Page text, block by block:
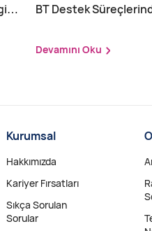
BT Destek
Devamını Oku
Kurumsal
Hakkımızda
Kariyer Fırsatları
Sıkça Sorulan
Sorular